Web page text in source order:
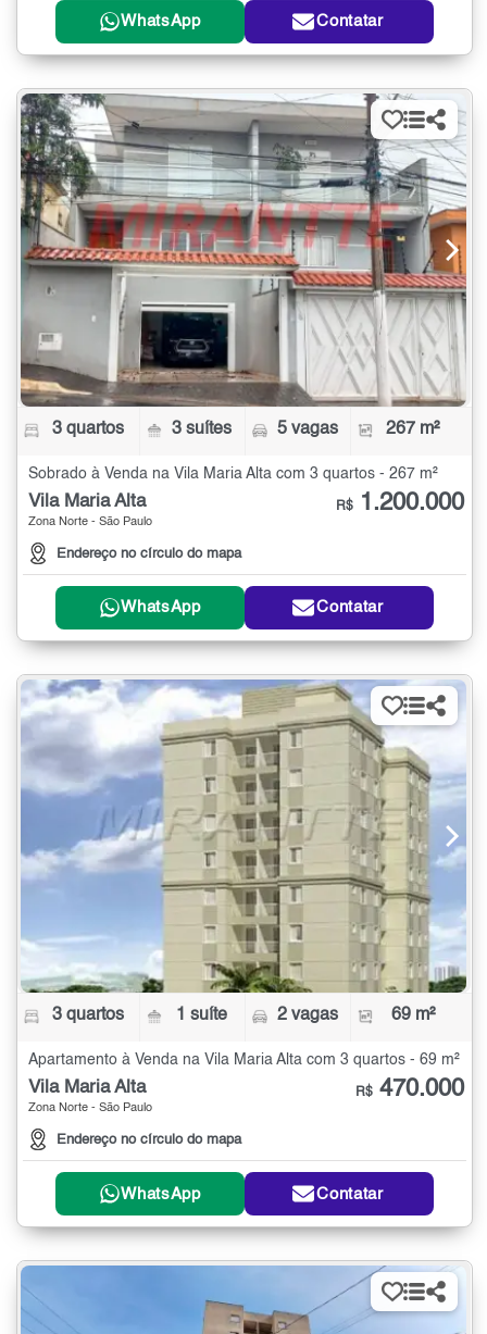
WhatsApp Contatar
3 quartos 3 suítes 5 vagas 267 m²
Sobrado à Venda na Vila Maria Alta com 3 quartos - 267 m²
Vila Maria Alta
Zona Norte - São Paulo
Endereço no círculo do mapa
R$ 1.200.000
WhatsApp Contatar
3 quartos 1 suíte 2 vagas 69 m²
Apartamento à Venda na Vila Maria Alta com 3 quartos - 69 m²
Vila Maria Alta
Zona Norte - São Paulo
Endereço no círculo do mapa
R$ 470.000
WhatsApp Contatar